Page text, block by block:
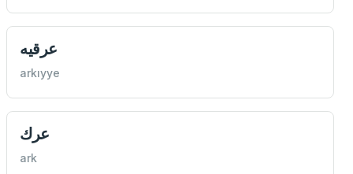
عرقيه
arkıyye
عرك
ark